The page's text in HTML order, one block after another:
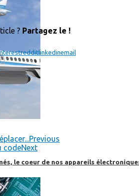
le coeur de nos appareils
? Partagez le !
redditlinkedinemail
Previous
codeNext